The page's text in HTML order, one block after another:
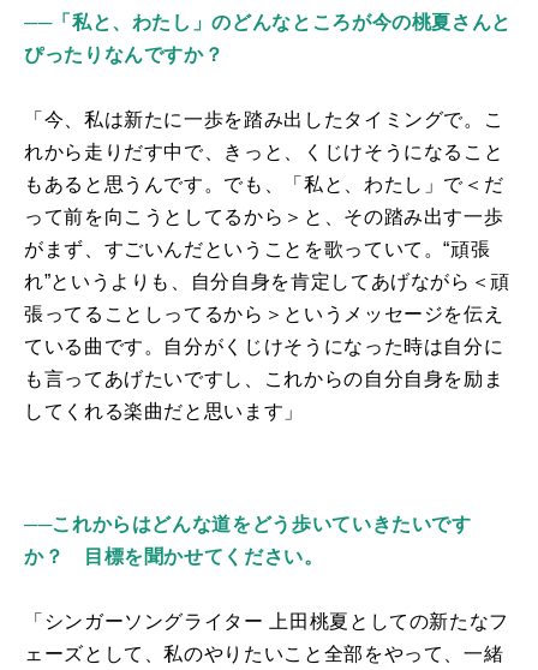
──「私と、わたし」のどんなところが今の桃夏さんと
ぴったりなんですか？
「今、私は新たに一歩を踏み出したタイミングで。こ
れから走りだす中で、きっと、くじけそうになること
もあると思うんです。でも、「私と、わたし」で＜だ
って前を向こうとしてるから＞と、その踏み出す一歩
がまず、すごいんだということを歌っていて。“頑張
れ”というよりも、自分自身を肯定してあげながら＜頑
張ってることしってるから＞というメッセージを伝え
ている曲です。自分がくじけそうになった時は自分に
も言ってあげたいですし、これからの自分自身を励ま
してくれる楽曲だと思います」
──これからはどんな道をどう歩いていきたいです
か？ 目標を聞かせてください。
「シンガーソングライター 上田桃夏としての新たなフ
ェーズとして、私のやりたいこと全部をやって、一緒